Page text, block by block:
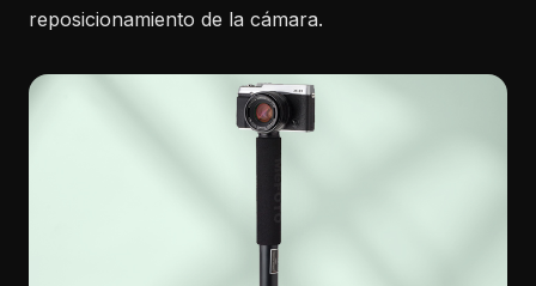
reposicionamiento de la cámara.